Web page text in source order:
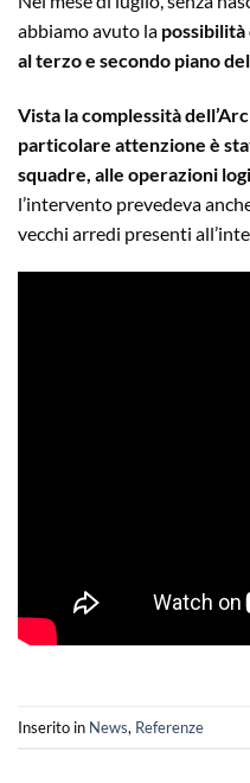
abbiamo avuto la
al terzo e secondo piano
Vista la complessità
particolare attenzione è
squadre, alle operazioni
l’intervento prevedeva
vecchi arredi presenti
Inserito in News, Referenze